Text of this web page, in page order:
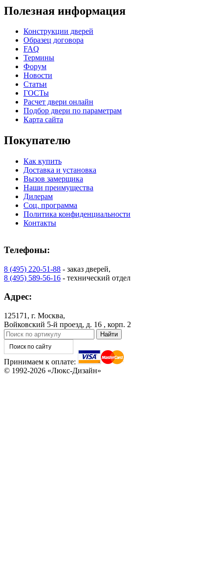
Полезная информация
Конструкции дверей
Образец договора
FAQ
Термины
Форум
Новости
Статьи
ГОСТы
Расчет двери онлайн
Подбор двери по параметрам
Карта сайта
Покупателю
Как купить
Доставка и установка
Вызов замерщика
Наши преимущества
Дилерам
Соц. программа
Политика конфиденциальности
Контакты
Телефоны:
8 (495) 220-51-88 - заказ дверей,
8 (495) 589-56-16 - технический отдел
Адрес:
125171, г. Москва,
Войковский 5-й проезд, д. 16 , корп. 2
Принимаем к оплате:
© 1992-2026 «Люкс-Дизайн»